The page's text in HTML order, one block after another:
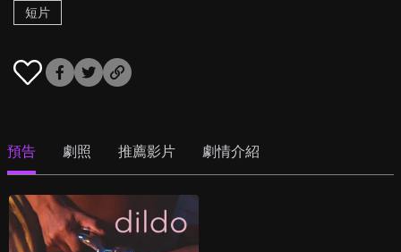
短片
預告 劇照 推薦影片 劇情介紹